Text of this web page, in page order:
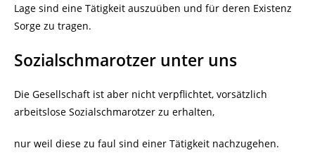
Lage sind eine Tätigkeit auszuüben und für deren Existenz
Sorge zu tragen.
Sozialschmarotzer unter uns
Die Gesellschaft ist aber nicht verpflichtet, vorsätzlich
arbeitslose Sozialschmarotzer zu erhalten,
nur weil diese zu faul sind einer Tätigkeit nachzugehen.